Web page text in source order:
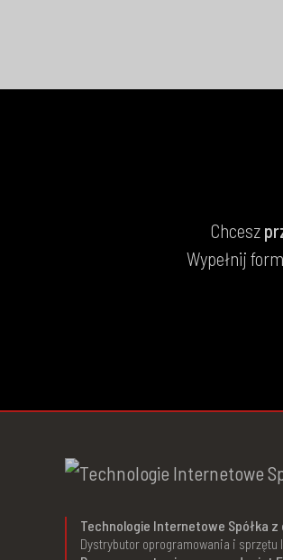
Chcesz
Wypełnij
Technologie Internetowe Spółka z
Dystrybutor oprogramowania i sprzętu